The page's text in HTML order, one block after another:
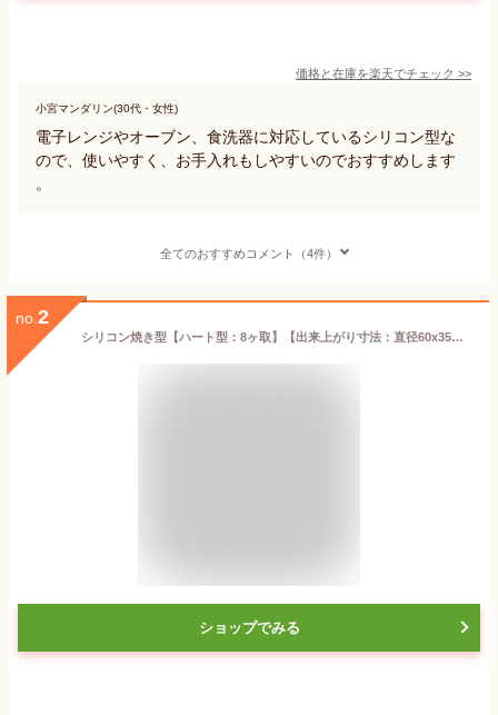
価格と在庫を楽天でチェック >>
小宮マンダリン(30代・女性)
電子レンジやオーブン、食洗器に対応しているシリコン型な
ので、使いやすく、お手入れもしやすいのでおすすめします
。
全てのおすすめコメント（4件）
no. 2
シリコン焼き型【ハート型：8ヶ取】【出来上がり寸法：直径60x35mm】本体サイズ：300x175mm シリコン型 オーブン対応 食器洗浄機対応 電子レンジ対応 シリコマート シリコンフレックス デザート ドルチェ バレンタイン ホワイトデー 製菓道具
ショップでみる